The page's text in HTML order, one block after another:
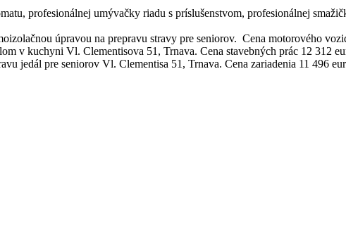
profesionálnej umývačky riadu s príslušenstvom, profesionálnej
úpravou na prepravu stravy pre seniorov. Cena motorového
v kuchyni Vl. Clementisova 51, Trnava. Cena stavebných prác 12 312
jedál pre seniorov Vl. Clementisa 51, Trnava. Cena zariadenia 11 496